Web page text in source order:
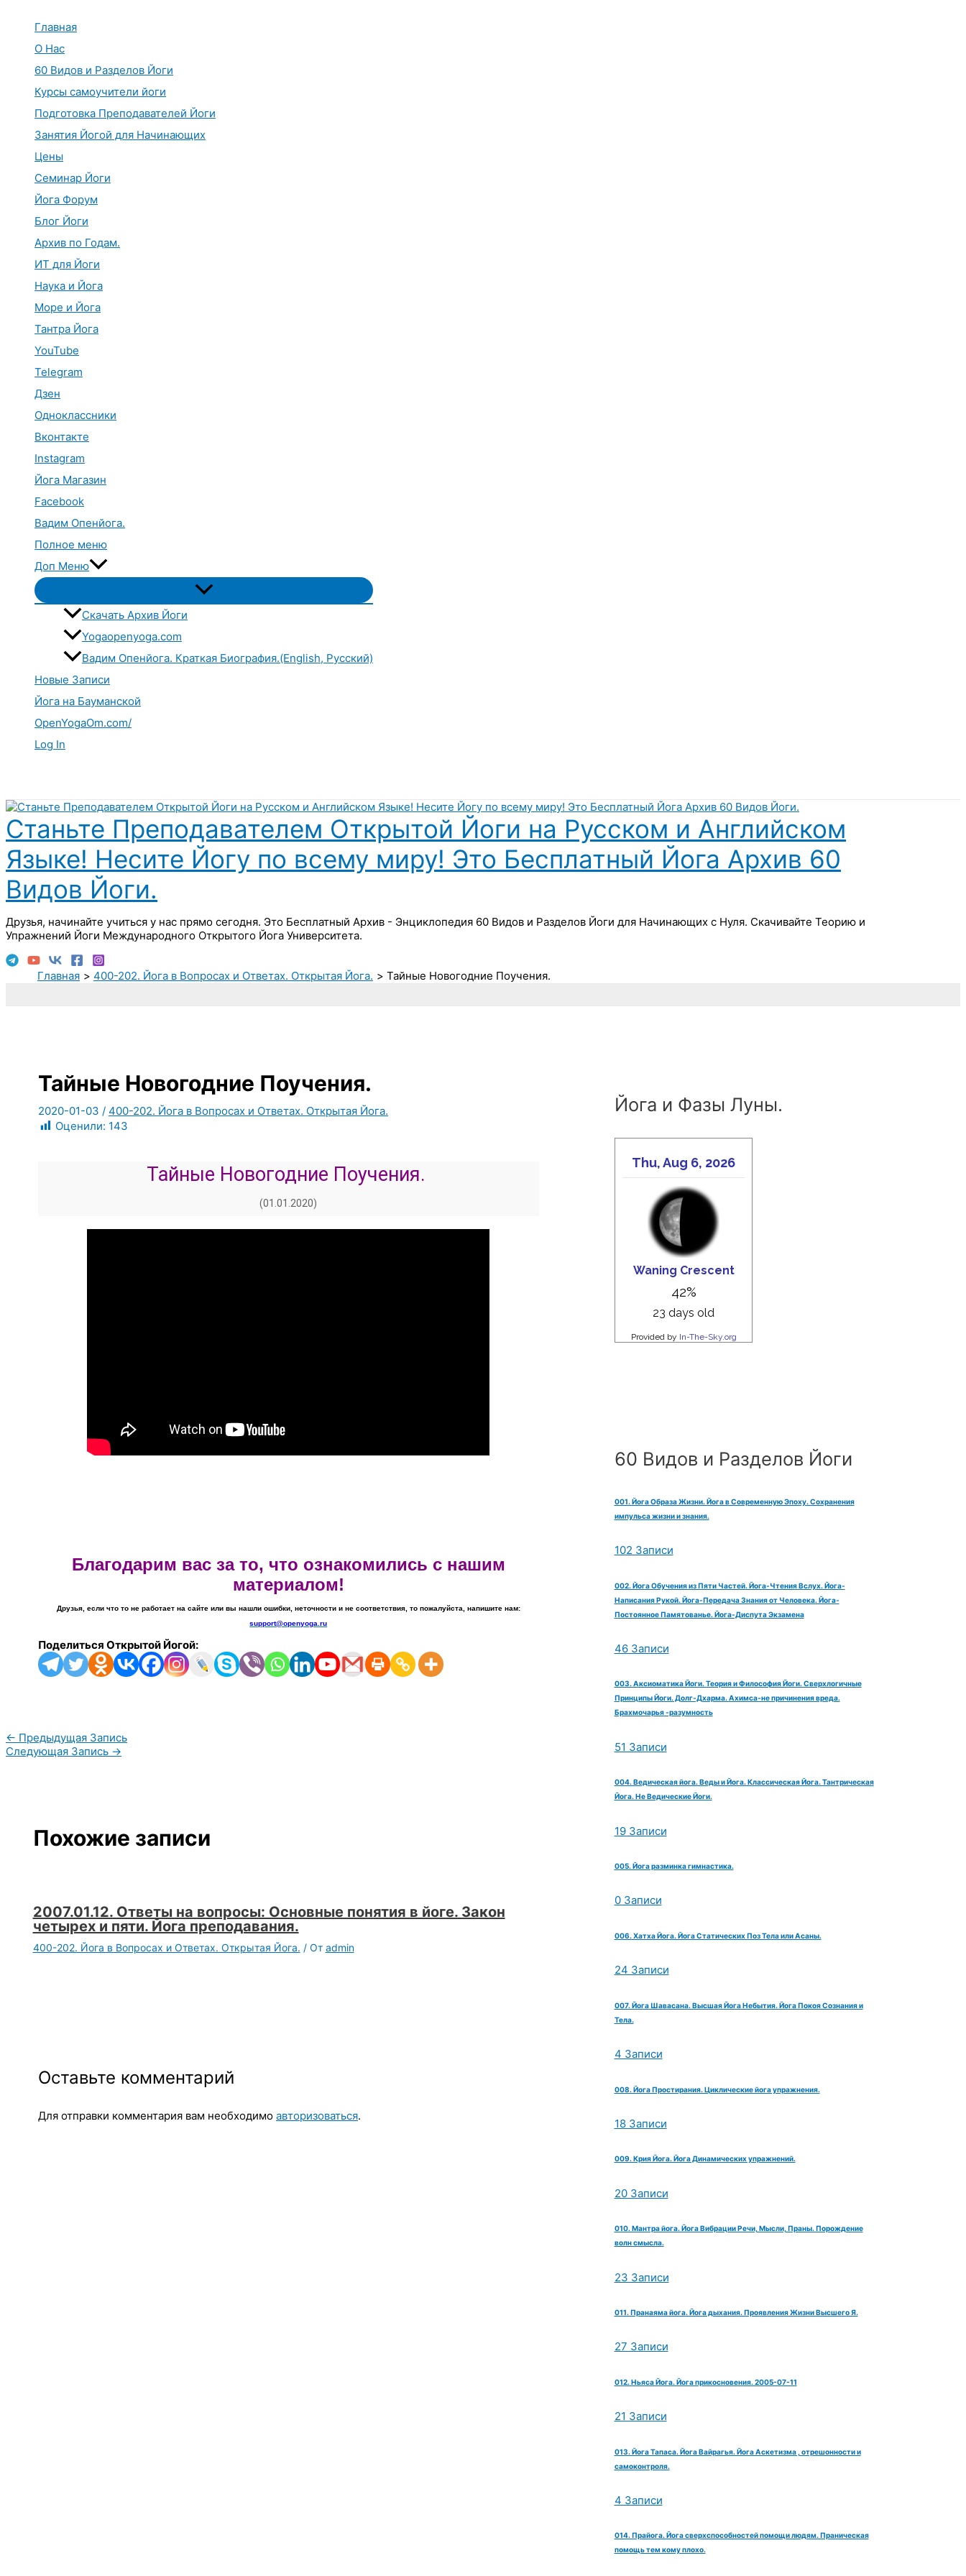
Главная
О Нас
60 Видов и Разделов Йоги
Курсы самоучители йоги
Подготовка Преподавателей Йоги
Занятия Йогой для Начинающих
Цены
Семинар Йоги
Йога Форум
Блог Йоги
Архив по Годам.
ИТ для Йоги
Наука и Йога
Море и Йога
Тантра Йога
YouTube
Telegram
Дзен
Одноклассники
Вконтакте
Instagram
Йога Магазин
Facebook
Вадим Опенйога.
Полное меню
Доп Меню
Переключатель
меню
Скачать Архив Йоги
Yogaopenyoga.com
Вадим Опенйога. Краткая Биография.(English, Русский)
Новые Записи
Йога на Бауманской
OpenYogaOm.com/
Log In
Станьте Преподавателем Открытой Йоги на Русском и Английском
Языке! Несите Йогу по всему миру! Это Бесплатный Йога Архив 60
Видов Йоги.
Друзья, начинайте учиться у нас прямо сегодня. Это Бесплатный Архив - Энциклопедия 60 Видов и Разделов Йоги для Начинающих с Нуля. Скачивайте Теорию и
Упражнений Йоги Международного Открытого Йога Университета.
Главная 400-202. Йога в Вопросах и Ответах. Открытая Йога. Тайные Новогодние Поучения.
Тайные Новогодние Поучения.
2020-01-03 / 400-202. Йога в Вопросах и Ответах. Открытая Йога.
Оценили: 143
Тайные Новогодние Поучения.
(01.01.2020)
Благодарим вас за то, что ознакомились с нашим
материалом!
Друзья, если что то не работает на сайте или вы нашли ошибки, неточности и не соответствия, то пожалуйста, напишите нам:
support@openyoga.ru
Поделиться Открытой Йогой:
← Предыдущая Запись
Следующая Запись →
Похожие записи
2007.01.12. Ответы на вопросы: Основные понятия в йоге. Закон
четырех и пяти. Йога преподавания.
400-202. Йога в Вопросах и Ответах. Открытая Йога. / От admin
Оставьте комментарий
Для отправки комментария вам необходимо авторизоваться.
Йога и Фазы Луны.
60 Видов и Разделов Йоги
001. Йога Образа Жизни. Йога в Современную Эпоху. Сохранения
импульса жизни и знания.
102 Записи
002. Йога Обучения из Пяти Частей. Йога-Чтения Вслух. Йога-
Написания Рукой. Йога-Передача Знания от Человека. Йога-
Постоянное Памятованье. Йога-Диспута Экзамена
46 Записи
003. Аксиоматика Йоги. Теория и Философия Йоги. Сверхлогичные
Принципы Йоги. Долг-Дхарма. Ахимса-не причинения вреда.
Брахмочарья -разумность
51 Записи
004. Ведическая йога. Веды и Йога. Классическая Йога. Тантрическая
Йога. Не Ведические Йоги.
19 Записи
005. Йога разминка гимнастика.
0 Записи
006. Хатха Йога. Йога Статических Поз Тела или Асаны.
24 Записи
007. Йога Шавасана. Высшая Йога Небытия. Йога Покоя Сознания и
Тела.
4 Записи
008. Йога Простирания. Циклические йога упражнения.
18 Записи
009. Крия Йога. Йога Динамических упражнений.
20 Записи
010. Мантра йога. Йога Вибрации Речи, Мысли, Праны. Порождение
волн смысла.
23 Записи
011. Пранаяма йога. Йога дыхания. Проявления Жизни Высшего Я.
27 Записи
012. Ньяса Йога. Йога прикосновения. 2005-07-11
21 Записи
013. Йога Тапаса. Йога Вайрагья. Йога Аскетизма , отрешонности и
самоконтроля.
4 Записи
014. Прайога. Йога сверхспособностей помощи людям. Праническая
помощь тем кому плохо.